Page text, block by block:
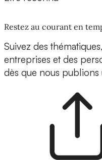
Restez au courant en
Suivez des
entreprises et des
dès que nous publions